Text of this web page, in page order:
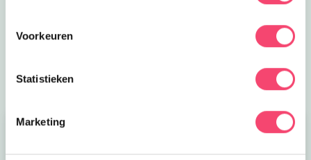
Voorkeuren
Statistieken
Marketing